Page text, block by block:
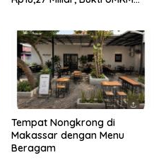
Tempat Nongkrong di
Makassar dengan Menu
Beragam